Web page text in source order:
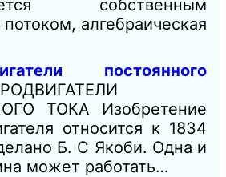
собственным
алгебраическая
постоянного
ТОКА Изобретение
относится к 1834
Б. С Якоби. Одна и
может работать…